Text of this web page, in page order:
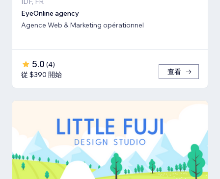
EyeOnline agency
Agence Web & Marketing opérationnel
5.0 (4)
從 $390 開始
查看